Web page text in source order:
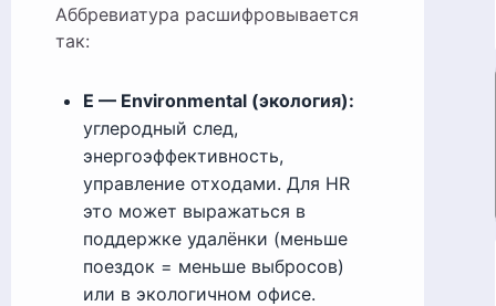
Аббревиатура расшифровывается
так:
E — Environmental (экология):
углеродный след,
энергоэффективность,
управление отходами. Для HR
это может выражаться в
поддержке удалёнки (меньше
поездок = меньше выбросов)
или в экологичном офисе.